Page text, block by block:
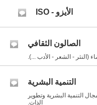
الأيزو - ISO
الصالون الثقافي
(النثر - الشعر - الأدب ...).
التنمية البشرية
التنمية البشرية وتطوير
الذات.